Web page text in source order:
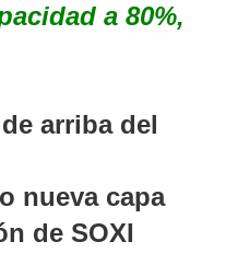
a 80%,
arriba del
nueva capa
de SOXI